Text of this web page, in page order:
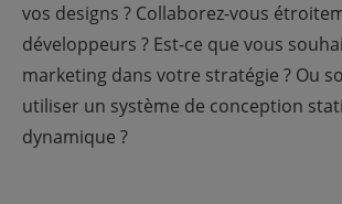
vos designs ? Collaborez-vous
développeurs ? Est-ce que vous
marketing dans votre stratégie ? Ou
utiliser un système de conception
dynamique ?